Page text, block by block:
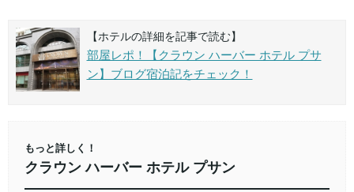
【ホテルの詳細を記事で読む】
部屋レポ！【クラウン ハーバー ホテル プサ
ン】ブログ宿泊記をチェック！
もっと詳しく！
クラウン ハーバー ホテル プサン